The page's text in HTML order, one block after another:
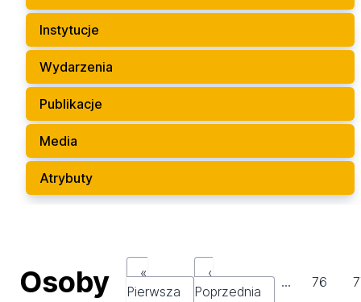
Instytucje
Wydarzenia
Publikacje
Media
Atrybuty
Osoby
«
Pierwsza
‹
Poprzednia
… 76